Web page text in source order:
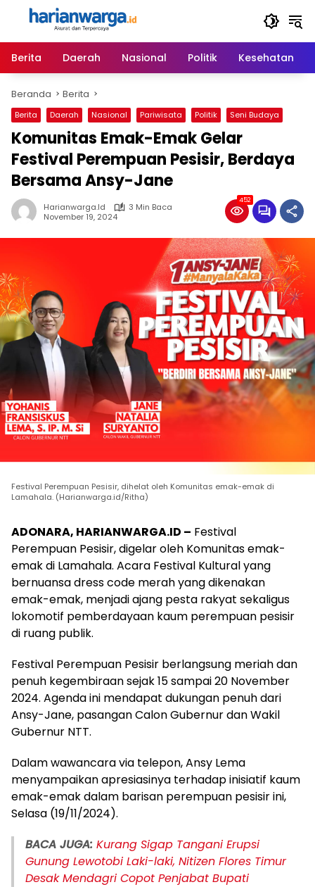
Langsung
Berita
Daerah Nasional Politik Kesehatan
Beranda Berita
Berita Daerah Nasional Pariwisata Politik Seni Budaya
Komunitas Emak-Emak Gelar
Festival Perempuan Pesisir, Berdaya
Bersama Ansy-Jane
Harianwarga.id
3 Min Baca
November 19, 2024
452
Festival Perempuan Pesisir, dihelat oleh Komunitas emak-emak di
Lamahala. (Harianwarga.id/Ritha)
ADONARA, HARIANWARGA.ID – Festival
Perempuan Pesisir, digelar oleh Komunitas emak-
emak di Lamahala. Acara Festival Kultural yang
bernuansa dress code merah yang dikenakan
emak-emak, menjadi ajang pesta rakyat sekaligus
lokomotif pemberdayaan kaum perempuan pesisir
di ruang publik.
Festival Perempuan Pesisir berlangsung meriah dan
penuh kegembiraan sejak 15 sampai 20 November
2024. Agenda ini mendapat dukungan penuh dari
Ansy-Jane, pasangan Calon Gubernur dan Wakil
Gubernur NTT.
Dalam wawancara via telepon, Ansy Lema
menyampaikan apresiasinya terhadap inisiatif kaum
emak-emak dalam barisan perempuan pesisir ini,
Selasa (19/11/2024).
BACA JUGA: Kurang Sigap Tangani Erupsi
Gunung Lewotobi Laki-laki, Nitizen Flores Timur
Desak Mendagri Copot Penjabat Bupati